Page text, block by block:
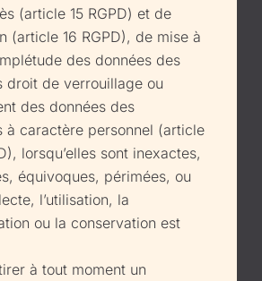
(article 15 RGPD) et de
(article 16 RGPD), de mise à
des données des
droit de verrouillage ou
des données des
à caractère personnel (article
lorsqu’elles sont inexactes,
équivoques, périmées, ou
l’utilisation, la
ou la conservation est
à tout moment un